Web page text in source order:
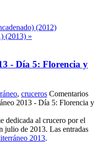
(2012)
(2013) »
- Día 5: Florencia y
, cruceros Comentarios
2013 - Día 5: Florencia y
dedicada al crucero por el
julio de 2013. Las entradas
2013.